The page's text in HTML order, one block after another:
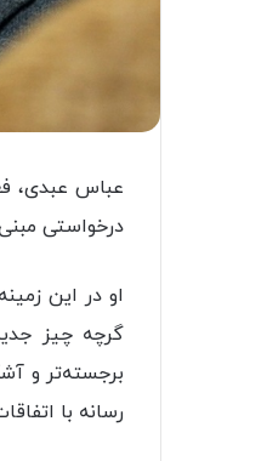
عباس عبدی،
درخواستی
او در این
گرچه چیز
برجسته‌تر و
رسانه با